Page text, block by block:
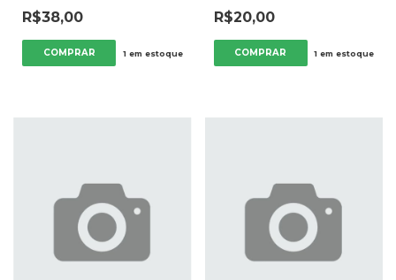
R$38,00
1em estoque
R$20,00
1 em estoque